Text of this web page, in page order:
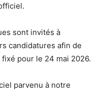
sont invités à
candidatures afin de
pour le 24 mai 2026.
parvenu à notre